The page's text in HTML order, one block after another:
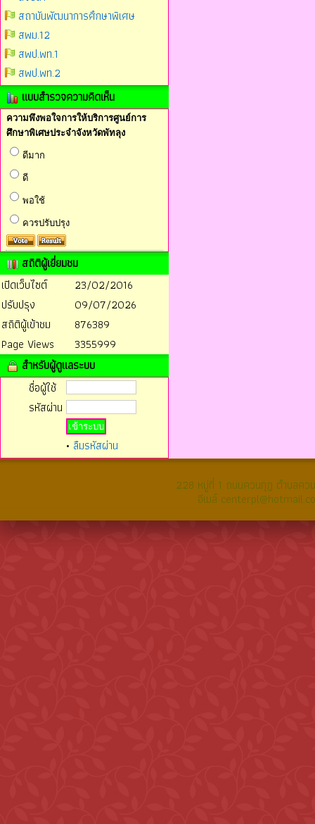
สถาบันพัฒนาการศึกษาพิเศษ
สพม.12
สพป.พท.1
สพป.พท.2
แบบสำรวจความคิดเห็น
ความพึงพอใจการให้บริการศูนย์การ
ศึกษาพิเศษประจำจังหวัดพัทลุง
ดีมาก
ดี
พอใช้
ควรปรับปรุง
สถิติผู้เยี่ยมชม
เปิดเว็บไซต์
23/02/2016
ปรับปรุง
09/07/2026
สถิติผู้เข้าชม
876389
Page Views
3355999
สำหรับผู้ดูแลระบบ
ชื่อผู้ใช้
รหัสผ่าน
• ลืมรหัสผ่าน
228 หมู่ที่ 1 ถนนควนกุฏ ตำบลค
อีเมล์